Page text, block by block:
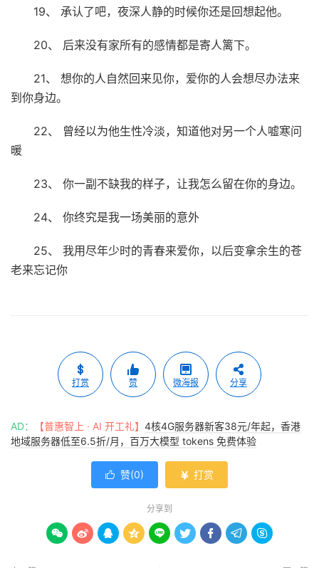
19、 承认了吧，夜深人静的时候你还是回想起他。
20、 后来没有家所有的感情都是寄人篱下。
21、 想你的人自然回来见你，爱你的人会想尽办法来
到你身边。
22、 曾经以为他生性冷淡，知道他对另一个人嘘寒问
暖
23、 你一副不缺我的样子，让我怎么留在你的身边。
24、 你终究是我一场美丽的意外
25、 我用尽年少时的青春来爱你，以后变拿余生的苍
老来忘记你
打赏 赞 微海报 分享
AD： 【普惠智上 · AI 开工礼】 4核4G服务器新客38元/年起，香港
地域服务器低至6.5折/月，百万大模型 tokens 免费体验
 赞(0)  打赏
分享到
        